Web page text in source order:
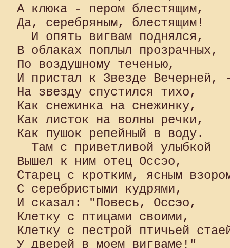
А клюка - пером блестящим,
Да, серебряным, блестящим!
  И опять вигвам поднялся,
В облаках поплыл прозрачных,
По воздушному теченью,
И пристал к Звезде
На звезду спустился тихо,
Как снежинка на снежинку,
Как листок на волны речки,
Как пушок репейный в воду.
  Там с приветливой улыбкой
Вышел к ним отец Оссэо,
Старец с кротким, ясным
С серебристыми кудрями,
И сказал: "Повесь, Оссэо,
Клетку с птицами своими,
Клетку с пестрой птичьей
У дверей в моем вигваме!"